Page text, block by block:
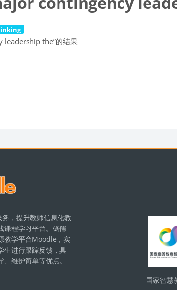
leadership the”的结果
，提升教师信息化教
课程学习平台。砺儒
教学平台Moodle，实
生进行跟踪反馈，具
维护简单等优点。
版块
国家智慧